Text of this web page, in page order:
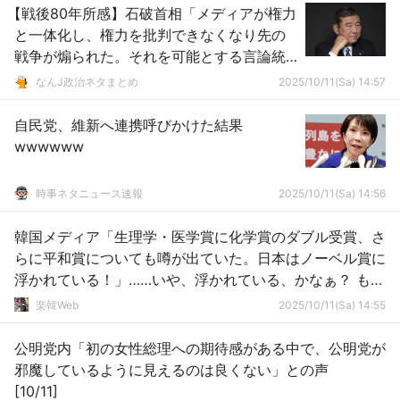
【戦後80年所感】石破首相「メディアが権力
と一体化し、権力を批判できなくなり先の
戦争が煽られた。それを可能とする言論統
制があったのがかつての歴史」
なんJ政治ネタまとめ 2025/10/11(Sa) 14:57
自民党、維新へ連携呼びかけた結果
wwwwww
時事ネタニュース速報 2025/10/11(Sa) 14:56
韓国メディア「生理学・医学賞に化学賞のダブル受賞、さ
らに平和賞についても噂が出ていた。日本はノーベル賞に
浮かれている！」……いや、浮かれている、かなぁ？ もう
受賞って日常の一部じゃない？
楽韓Web 2025/10/11(Sa) 14:55
公明党内「初の女性総理への期待感がある中で、公明党が
邪魔しているように見えるのは良くない」との声
[10/11]